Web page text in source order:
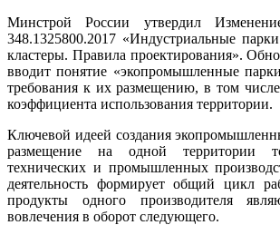
Минстрой России утвердил
348.1325800.2017 «Индустриальные
кластеры. Правила проектирования».
вводит понятие «экопромышленные
требования к их размещению, в том числе
коэффициента использования территории.
Ключевой идеей создания
размещение на одной территории
технических и промышленных
деятельность формирует общий цикл
продукты одного производителя
вовлечения в оборот следующего.